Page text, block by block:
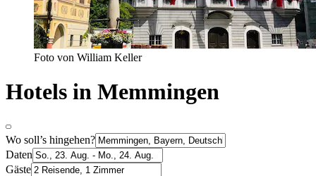
Foto von William Keller
Hotels in Memmingen
Wo soll’s hingehen?
Daten
Gäste